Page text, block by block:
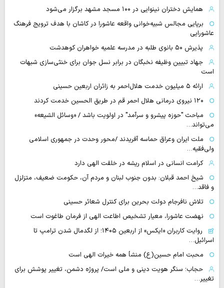
همایش دختران نینوایی در ۱۰۰ مسجد مشهد برگزار می‌شود
برپایی مجالس شبیه‌خوانی واقعه عاشورا در کاشان با هدف ترویج فرهنگ
عاشورایی
پذیرش ۵۰ بانوی طلبه در مدرسه علمیه خواهران کوهدشت
جهاد تبیین وظیفه نخبگان در برابر نسل جوان برای خنثی‌سازی شبهات
است
ارائه ۵ میلیون خدمت هلال‌احمر به زائران اربعین حسینی
۱۲۰ نیروی درمانی هلال احمر قم در طریق الحسین خدمت کردند
مباحث "حوزه پیشرو و سرآمد" در اولویت باشد / «وسائل الشیعه»
می‌تواند…
ملت ایران وعراق حماسه آفریدند /محور وحدت در جمهوری اسلامی
ولی‌فقیه…
کرامت انسانی در اسلام ریشه در خلقت الهی دارد
شیخ احمد قبلان: بدون جنوب لبنان و مردم آن، حکومت ضعیف، متزلزل
و فاقد…
تلاش نافرجام دولت بحرین برای کنترل شعائر حسینی
نهضت عاشورا، معیار تشخیص اطاعت الهی از فرمان طاغوت است
روایت‌ کاربران «ایکس» از اربعین ۱۴۰۵؛ از لگدمال شدن ترامپ تا
اسرائیل…
محبت امام حسین(ع) منشأ همه خیرات الهی است
حجاب؛ سنگر هویت دینی و ملی است/ پروژه دشمن، تغییر پوشش برای
تغییر…